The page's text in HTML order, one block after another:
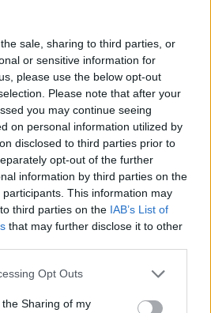
sale, sharing to third parties, or
or sensitive information for
please use the below opt-out
Please note that after your
you may continue seeing
on personal information utilized by
disclosed to third parties prior to
opt-out of the further
information by third parties on the
participants. This information may
third parties on the IAB’s List of
that may further disclose it to other
app uses one or more Google
usage behaviour. You may click to
Opt Outs
Sharing of my
τρανς και πρώην
έχασε την ηθική για να την
χαβούζα μέσα ψάξατε και
ΣΧΟΛΙΩΝ